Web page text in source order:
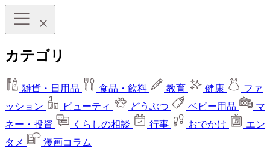
カテゴリ
雑貨・日用品 食品・飲料 教育 健康
ファ
ッション
ビューティ どうぶつ ベビー用品
マ
ネー・投資
くらしの相談 行事 おでかけ
エン
タメ
漫画コラム